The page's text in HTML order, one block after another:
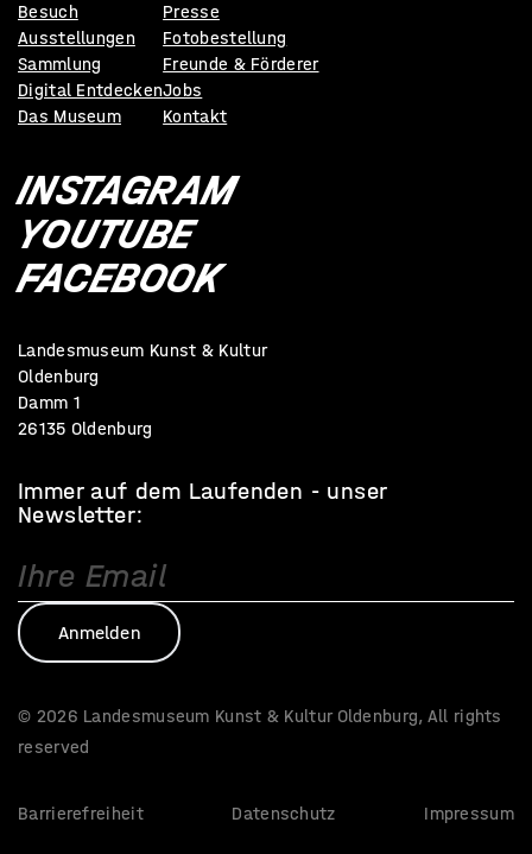
Besuch
Ausstellungen
Sammlung
Digital Entdecken
Das Museum
Presse
Fotobestellung
Freunde & Förderer
Jobs
Kontakt
INSTAGRAM
YOUTUBE
FACEBOOK
Landesmuseum Kunst & Kultur
Oldenburg
Damm 1
26135 Oldenburg
Immer auf dem Laufenden - unser
Newsletter:
© 2026 Landesmuseum Kunst & Kultur Oldenburg, All rights
reserved
Barrierefreiheit Datenschutz Impressum